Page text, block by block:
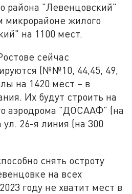
района "Левенцовский"
микрорайоне жилого
на 1100 мест.
сейчас
(№№10, 44,45, 49,
на 1420 мест – в
Их будут строить на
аэродрома "ДОСААФ" (на
ул. 26-я линия (на 300
снять остроту
на всех
году не хватит мест в